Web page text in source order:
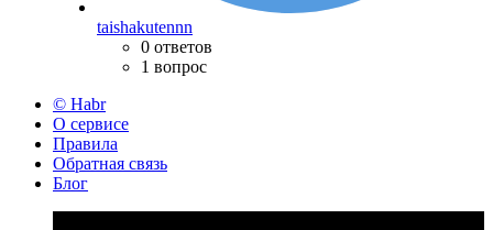
taishakutennn
0 ответов
1 вопрос
© Habr
О сервисе
Правила
Обратная связь
Блог